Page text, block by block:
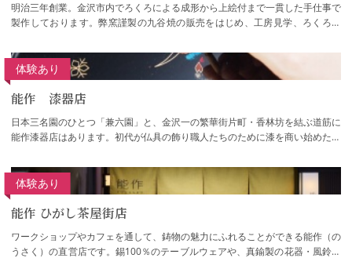
明治三年創業。金沢市内でろくろによる成形から上絵付まで一貫した手仕事で
製作しております。弊窯謹製の九谷焼の販売をはじめ、工房見学、ろくろ体
能作 漆器店
体験あり
日本三名園のひとつ「兼六園」と、金沢一の繁華街片町・香林坊を結ぶ道筋に
能作漆器店はあります。初代が仏具の飾り職人たちのために漆を商い始めたの
能作 ひがし茶屋街店
体験あり
ワークショップやカフェを通して、鋳物の魅力にふれることができる能作（の
うさく）の直営店です。錫100％のテーブルウェアや、真鍮製の花器・風鈴な